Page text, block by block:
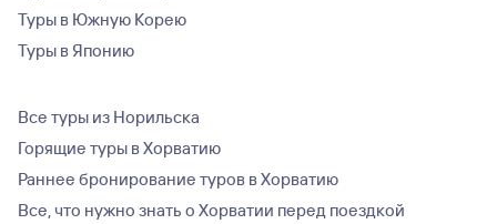
Туры в Южную Корею
Туры в Японию
Все туры из Норильска
Горящие туры в Хорватию
Раннее бронирование туров в Хорватию
Все, что нужно знать о Хорватии перед поездкой